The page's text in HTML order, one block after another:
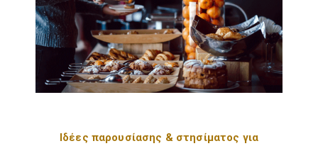
Ιδέες παρουσίασης & στησίματος για